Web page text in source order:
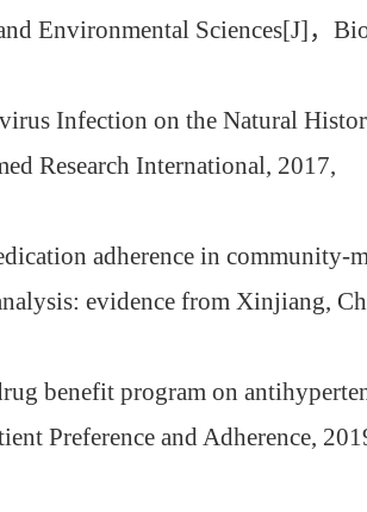
Environmental Sciences[J]，
Infection on the Natural
Research International, 2017,
adherence in community-
evidence from Xinjiang,
benefit program on
Preference and Adherence,